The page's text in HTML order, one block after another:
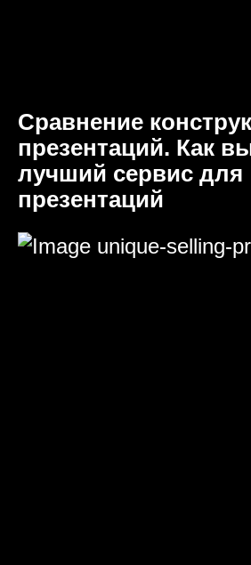
Сравнение
презентаций. Как
лучший сервис для
презентаций